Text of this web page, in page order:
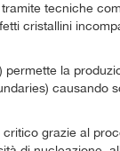
tecniche
cristallini
la
causando
grazie al